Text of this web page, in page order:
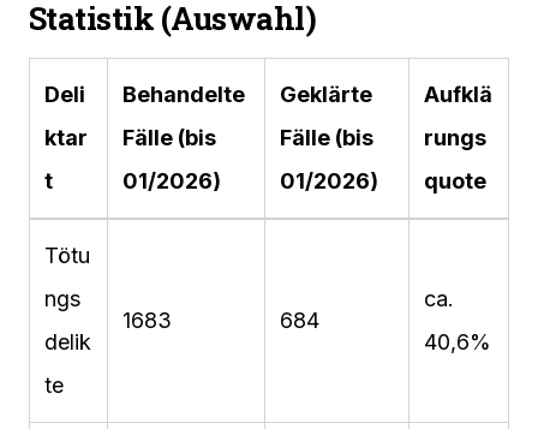
Statistik (Auswahl)
Deli
ktar
t
Behandelte
Fälle (bis
01/2026)
Geklärte
Fälle (bis
01/2026)
Aufklä
rungs
quote
Tötu
ngs
delik
te
1683 684
ca.
40,6%